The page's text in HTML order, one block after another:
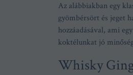
Az alábbiakban egy
gyömbérsört és jeget
hozzáadásával, ami
koktélunkat jó
Whisky